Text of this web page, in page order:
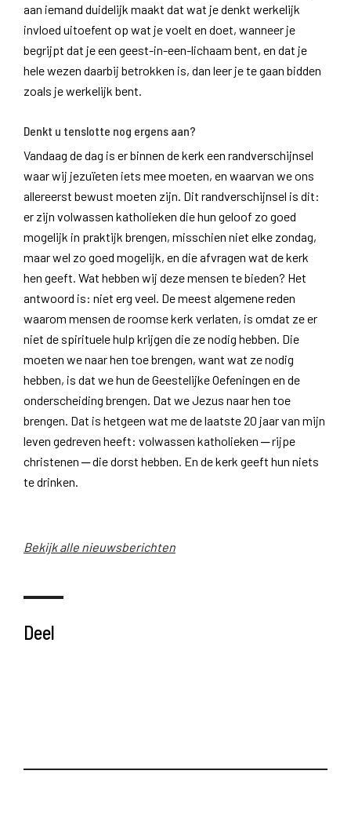
aan iemand duidelijk maakt dat wat je denkt werkelijk
invloed uitoefent op wat je voelt en doet, wanneer je
begrijpt dat je een geest-in-een-lichaam bent, en dat je
hele wezen daarbij betrokken is, dan leer je te gaan bidden
zoals je werkelijk bent.
Denkt u tenslotte nog ergens aan?
Vandaag de dag is er binnen de kerk een randverschijnsel
waar wij jezuïeten iets mee moeten, en waarvan we ons
allereerst bewust moeten zijn. Dit randverschijnsel is dit:
er zijn volwassen katholieken die hun geloof zo goed
mogelijk in praktijk brengen, misschien niet elke zondag,
maar wel zo goed mogelijk, en die afvragen wat de kerk
hen geeft. Wat hebben wij deze mensen te bieden? Het
antwoord is: niet erg veel. De meest algemene reden
waarom mensen de roomse kerk verlaten, is omdat ze er
niet de spirituele hulp krijgen die ze nodig hebben. Die
moeten we naar hen toe brengen, want wat ze nodig
hebben, is dat we hun de Geestelijke Oefeningen en de
onderscheiding brengen. Dat we Jezus naar hen toe
brengen. Dat is hetgeen wat me de laatste 20 jaar van mijn
leven gedreven heeft: volwassen katholieken ─ rijpe
christenen ─ die dorst hebben. En de kerk geeft hun niets
te drinken.
Bekijk alle nieuwsberichten
Deel